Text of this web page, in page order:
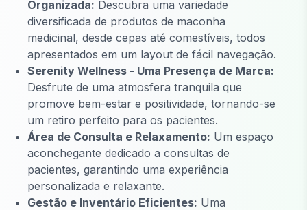
Organizada: Descubra uma variedade
diversificada de produtos de maconha
medicinal, desde cepas até comestíveis, todos
apresentados em um layout de fácil navegação.
Serenity Wellness - Uma Presença de Marca:
Desfrute de uma atmosfera tranquila que
promove bem-estar e positividade, tornando-se
um retiro perfeito para os pacientes.
Área de Consulta e Relaxamento: Um espaço
aconchegante dedicado a consultas de
pacientes, garantindo uma experiência
personalizada e relaxante.
Gestão e Inventário Eficientes: Uma